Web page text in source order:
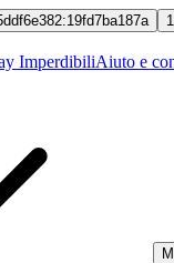
ImperdibiliAiuto e